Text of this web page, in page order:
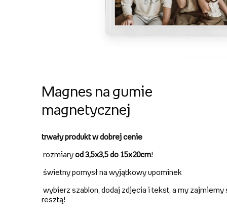
Magnes na gumie
magnetycznej
trwały produkt w dobrej cenie
rozmiaryod 3,5x3,5 do 15x20cm!
świetny pomysł na wyjątkowy upominek
wybierz szablon, dodaj zdjęcia i tekst, a my zajmiemy
resztą!